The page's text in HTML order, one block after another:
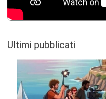
Ultimi pubblicati